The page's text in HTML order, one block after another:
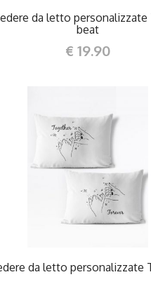
da letto
beat
€ 19.90
DETTAGLI
da letto personalizzate